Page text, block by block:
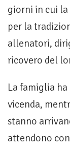
giorni in cui la
per la
allenatori,
ricovero del
La famiglia
vicenda,
stanno
attendono